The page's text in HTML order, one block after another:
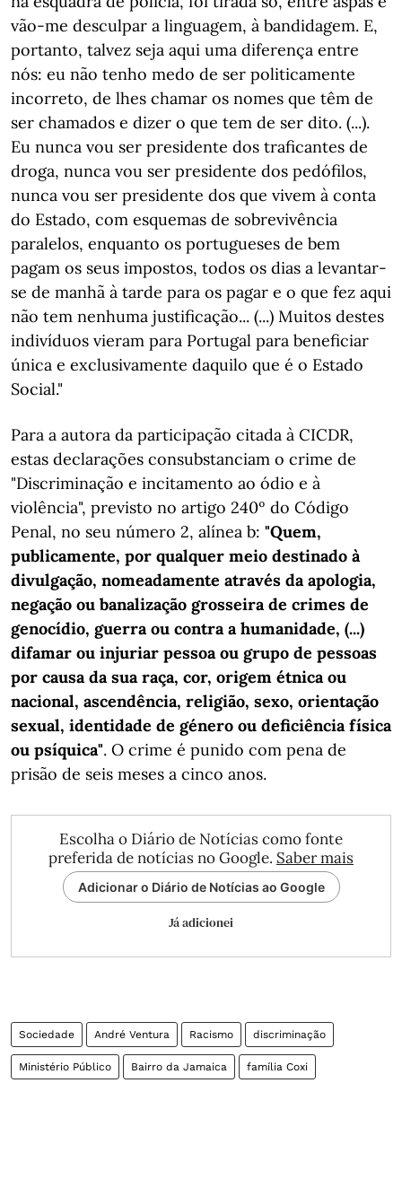
vão-me desculpar a linguagem, à bandidagem. E,
portanto, talvez seja aqui uma diferença entre
nós: eu não tenho medo de ser politicamente
incorreto, de lhes chamar os nomes que têm de
ser chamados e dizer o que tem de ser dito. (...).
Eu nunca vou ser presidente dos traficantes de
droga, nunca vou ser presidente dos pedófilos,
nunca vou ser presidente dos que vivem à conta
do Estado, com esquemas de sobrevivência
paralelos, enquanto os portugueses de bem
pagam os seus impostos, todos os dias a levantar-
se de manhã à tarde para os pagar e o que fez aqui
não tem nenhuma justificação... (...) Muitos destes
indivíduos vieram para Portugal para beneficiar
única e exclusivamente daquilo que é o Estado
Social."
Para a autora da participação citada à CICDR,
estas declarações consubstanciam o crime de
"Discriminação e incitamento ao ódio e à
violência", previsto no artigo 240º do Código
Penal, no seu número 2, alínea b: "Quem,
publicamente, por qualquer meio destinado à
divulgação, nomeadamente através da apologia,
negação ou banalização grosseira de crimes de
genocídio, guerra ou contra a humanidade, (...)
difamar ou injuriar pessoa ou grupo de pessoas
por causa da sua raça, cor, origem étnica ou
nacional, ascendência, religião, sexo, orientação
sexual, identidade de género ou deficiência física
ou psíquica". O crime é punido com pena de
prisão de seis meses a cinco anos.
Escolha o Diário de Notícias como fonte
preferida de notícias no Google. Saber mais
Adicionar o Diário de Notícias ao Google
Já adicionei
Sociedade André Ventura Racismo discriminação
Ministério Público Bairro da Jamaica família Coxi